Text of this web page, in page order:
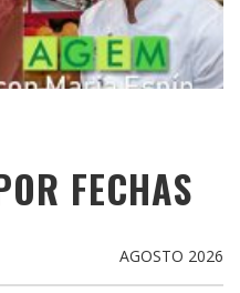
FECHAS
AGOSTO 2026